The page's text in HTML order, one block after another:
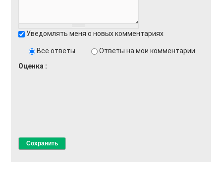
Уведомлять меня о новых комментариях
Все ответы
Ответы на мои комментарии
Оценка